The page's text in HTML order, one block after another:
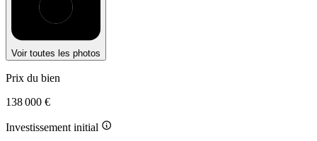
Voir toutes les photos
Prix du bien
138 000 €
Investissement initial